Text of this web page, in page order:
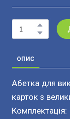
ОПИС
Абетка для
карток з
Комплектація: